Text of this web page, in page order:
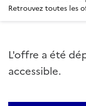
Retrouvez toutes les
L'offre a été
accessible.